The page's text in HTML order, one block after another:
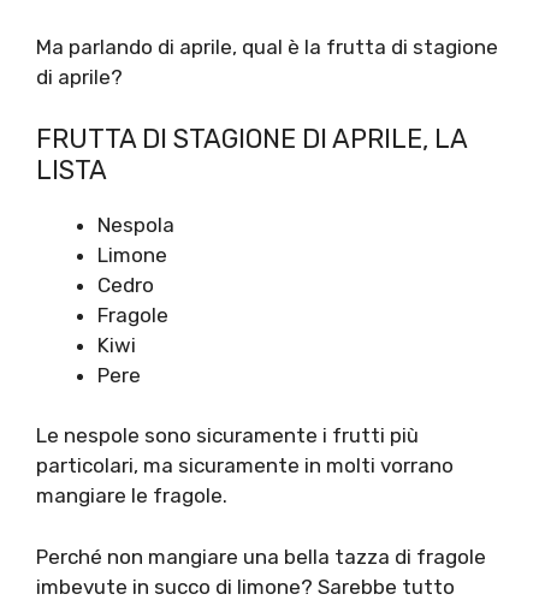
Ma parlando di aprile, qual è la frutta di stagione
di aprile?
FRUTTA DI STAGIONE DI APRILE, LA
LISTA
Nespola
Limone
Cedro
Fragole
Kiwi
Pere
Le nespole sono sicuramente i frutti più
particolari, ma sicuramente in molti vorrano
mangiare le fragole.
Perché non mangiare una bella tazza di fragole
imbevute in succo di limone? Sarebbe tutto